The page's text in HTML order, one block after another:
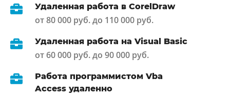
Удаленная работа в CorelDraw
от 80 000 руб. до 110 000 руб.
Удаленная работа на Visual Basic
от 60 000 руб. до 90 000 руб.
Работа программистом Vba
Access удаленно